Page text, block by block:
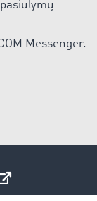
Messenger.